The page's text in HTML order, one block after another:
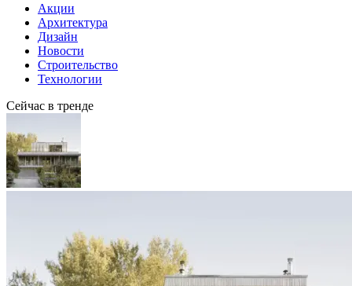
Акции
Архитектура
Дизайн
Новости
Строительство
Технологии
Сейчас в тренде